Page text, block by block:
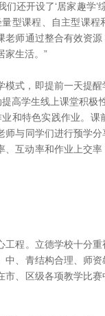
还开设了‘居家趣学’
型课程、自主型课
师通过整合有效资
家生活。”
式，即提前一天提醒
高学生线上课堂积
和特色实践作业。课
与同学们进行预学
互动率和作业上交率
程。立德学校十分重
、青结构合理、师
、区级各项教学比